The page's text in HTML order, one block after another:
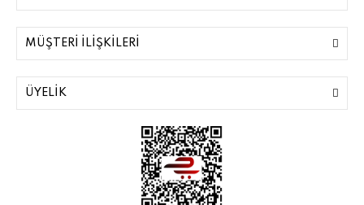
MÜŞTERİ İLİŞKİLERİ
ÜYELİK